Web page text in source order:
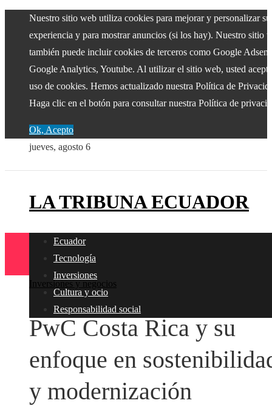
Nuestro sitio web utiliza cookies para mejorar y personalizar su
experiencia y para mostrar anuncios (si los hay). Nuestro sitio
también puede incluir cookies de terceros como Google
Google Analytics, Youtube. Al utilizar el sitio web, usted
uso de cookies. Hemos actualizado nuestra Política de
Haga clic en el botón para consultar nuestra Política de
Ok, Acepto
jueves, agosto 6
LA TRIBUNA ECUADOR
Ecuador
Tecnología
Inversiones
Cultura y ocio
Responsabilidad social
Inversiones y negocios
PwC Costa Rica y su
enfoque en
y modernización